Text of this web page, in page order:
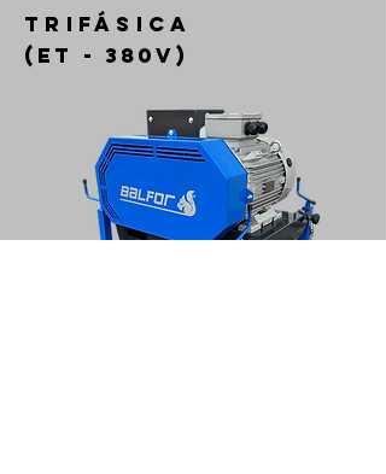
TRIFÁSICA
(ET - 380V)